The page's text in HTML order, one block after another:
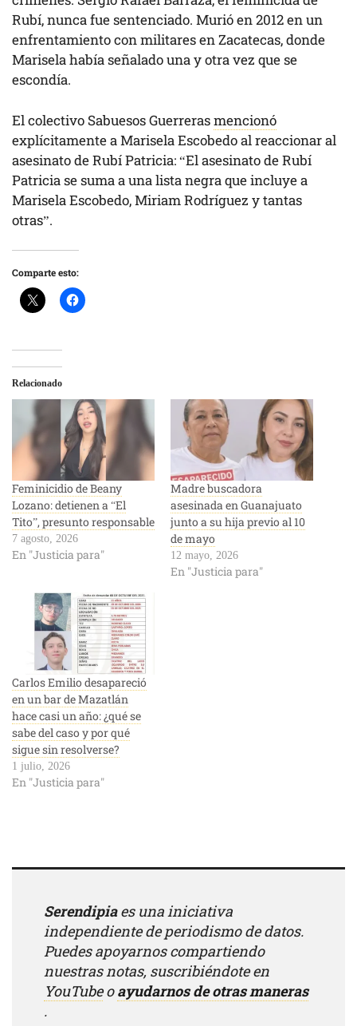
Rubí, nunca fue sentenciado. Murió en 2012 en un
enfrentamiento con militares en Zacatecas, donde
Marisela había señalado una y otra vez que se
escondía.
El colectivo Sabuesos Guerrerasmencionó
explícitamente a Marisela Escobedo al reaccionar al
asesinato de Rubí Patricia: “El asesinato de Rubí
Patricia se suma a una lista negra que incluye a
Marisela Escobedo, Miriam Rodríguez y tantas
otras”.
Comparte esto:
Relacionado
Feminicidio de Beany
Lozano: detienen a “El
Tito”, presunto responsable
7 agosto, 2026
En "Justicia para"
Madre buscadora
asesinada en Guanajuato
junto a su hija previo al 10
de mayo
12 mayo, 2026
En "Justicia para"
Carlos Emilio desapareció
en un bar de Mazatlán
hace casi un año: ¿qué se
sabe del caso y por qué
sigue sin resolverse?
1 julio, 2026
En "Justicia para"
Serendipiaes una iniciativa
independiente de periodismo de datos.
Puedes apoyarnos compartiendo
nuestras notas, suscribiéndote en
YouTubeoayudarnos de otras maneras
.